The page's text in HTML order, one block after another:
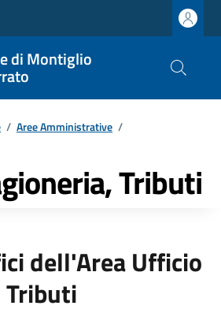
di Montiglio
/ Aree Amministrative /
Tributi
dell'Area Ufficio
Tributi